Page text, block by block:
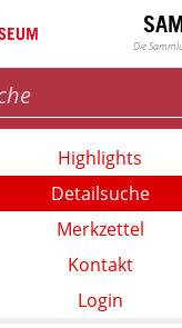
Die
Highlights
Detailsuche
Merkzettel
Kontakt
Login